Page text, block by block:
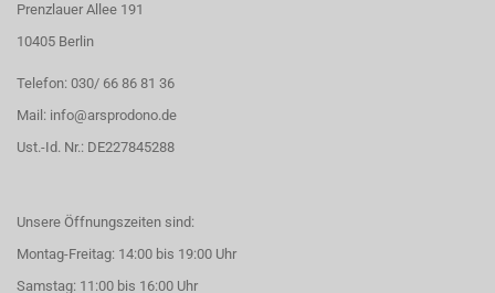
Prenzlauer Allee 191
10405 Berlin
Telefon: 030/ 66 86 81 36
Mail: info@arsprodono.de
Ust.-Id. Nr.: DE227845288
Unsere Öffnungszeiten sind:
Montag-Freitag: 14:00 bis 19:00 Uhr
Samstag: 11:00 bis 16:00 Uhr